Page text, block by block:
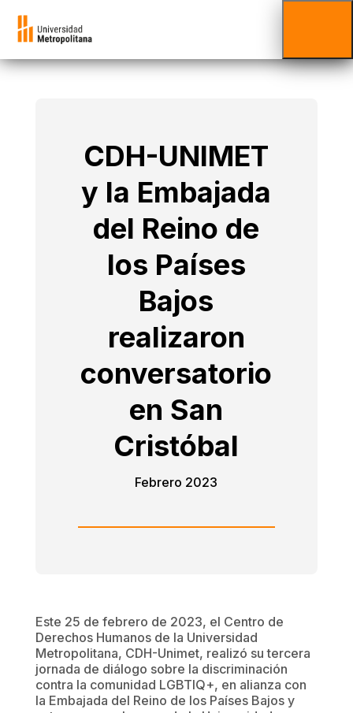
CDH-UNIMET
y la Embajada
del Reino de
los Países
Bajos
realizaron
conversatorio
en San
Cristóbal
Febrero 2023
Este 25 de febrero de 2023, el Centro de
Derechos Humanos de la Universidad
Metropolitana, CDH-Unimet, realizó su tercera
jornada de diálogo sobre la discriminación
contra la comunidad LGBTIQ+, en alianza con
la Embajada del Reino de los Países Bajos y